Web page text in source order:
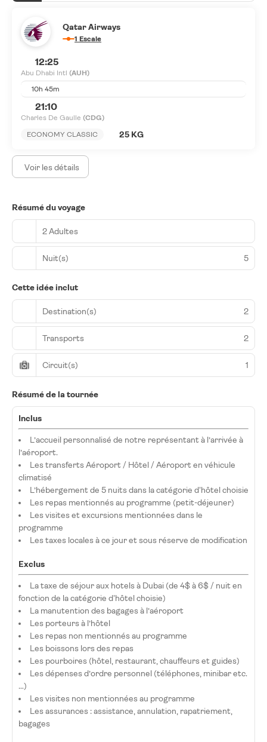
Qatar Airways
1 Escale
12:25
Abu Dhabi Intl (AUH)
10h 45m
21:10
Charles De Gaulle (CDG)
ECONOMY CLASSIC
25 KG
Voir les détails
Résumé du voyage
2 Adultes
Nuit(s) 5
Cette idée inclut
Destination(s) 2
Transports 2
Circuit(s) 1
Résumé de la tournée
Inclus
L’accueil personnalisé de notre représentant à l’arrivée à
l’aéroport.
Les transferts Aéroport / Hôtel / Aéroport en véhicule
climatisé
L’hébergement de 5 nuits dans la catégorie d'hôtel choisie
Les repas mentionnés au programme (petit-déjeuner)
Les visites et excursions mentionnées dans le
programme
Les taxes locales à ce jour et sous réserve de modification
Exclus
La taxe de séjour aux hotels à Dubai (de 4$ à 6$ / nuit en
fonction de la catégorie d'hôtel choisie)
La manutention des bagages à l’aéroport
Les porteurs à l’hôtel
Les repas non mentionnés au programme
Les boissons lors des repas
Les pourboires (hôtel, restaurant, chauffeurs et guides)
Les dépenses d’ordre personnel (téléphones, minibar etc.
…)
Les visites non mentionnées au programme
Les assurances : assistance, annulation, rapatriement,
bagages